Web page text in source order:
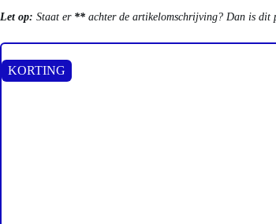
Let op: Staat er ** achter de artikelomschrijving? Dan is dit
KORTING